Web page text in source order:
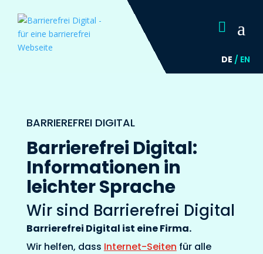
 a
DE / EN
BARRIEREFREI DIGITAL
Barrierefrei Digital:
Informationen in
leichter Sprache
Wir sind Barrierefrei Digital
Barrierefrei Digital ist eine Firma.
Wir helfen, dass Internet-Seiten für alle